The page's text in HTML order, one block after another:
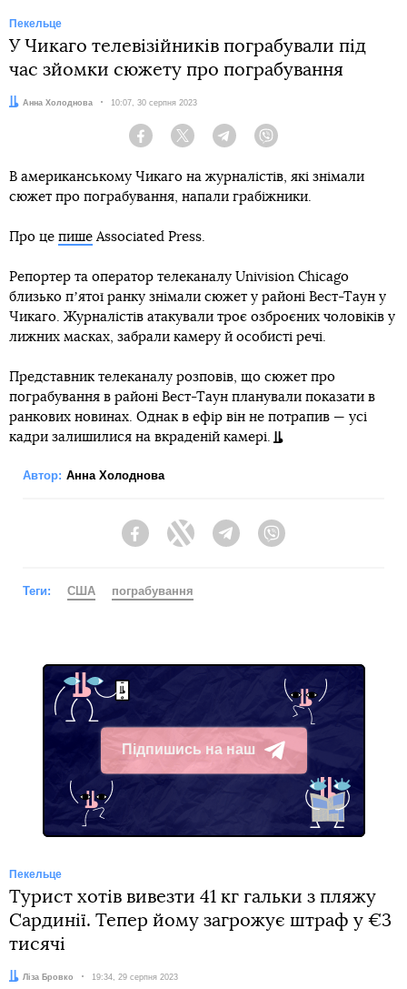
Пекельце
У Чикаго телевізійників пограбували під
час зйомки сюжету про пограбування
Автор:
Анна Холоднова Дата:
10:07, 30 серпня 2023
Facebook Twitter Telegram
В американському Чикаго на журналістів, які знімали
сюжет про пограбування, напали грабіжники.
Про це пише Associated Press.
Репортер та оператор телеканалу Univision Chicago
близько пʼятої ранку знімали сюжет у районі Вест-Таун у
Чикаго. Журналістів атакували троє озброєних чоловіків у
лижних масках, забрали камеру й особисті речі.
Представник телеканалу розповів, що сюжет про
пограбування в районі Вест-Таун планували показати в
ранкових новинах. Однак в ефір він не потрапив — усі
кадри залишилися на вкраденій камері.
Автор: Анна Холоднова
FacebookTwitter Telegram
Теги: США пограбування
Підпишись на наш
Telegram
Пекельце
Турист хотів вивезти 41 кг гальки з пляжу
Сардинії. Тепер йому загрожує штраф у €3
тисячі
Автор:
Ліза Бровко Дата:
19:34, 29 серпня 2023